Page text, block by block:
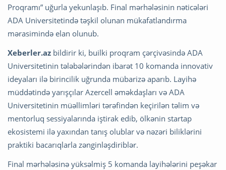
Proqramı” uğurla yekunlaşıb. Final mərhələsinin nəticələri
ADA Universitetində təşkil olunan mükafatlandırma
mərasimində elan olunub.
Xeberler.az bildirir ki, builki proqram çərçivəsində ADA
Universitetinin tələbələrindən ibarət 10 komanda innovativ
ideyaları ilə birincilik uğrunda mübarizə aparıb. Layihə
müddətində yarışçılar Azercell əməkdaşları və ADA
Universitetinin müəllimləri tərəfindən keçirilən təlim və
mentorluq sessiyalarında iştirak edib, ölkənin startap
ekosistemi ilə yaxından tanış olublar və nəzəri biliklərini
praktiki bacarıqlarla zənginləşdiriblər.
Final mərhələsinə yüksəlmiş 5 komanda layihələrini peşəkar